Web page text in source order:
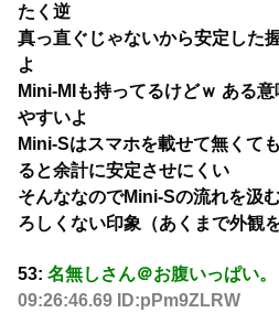
たく逆
真っ直ぐじゃないから安定した
よ
Mini-MIも持ってるけどｗ ある
やすいよ
Mini-Sはスマホを載せて無くて
ると余計に安定させにくい
そんななのでMini-Sの流れを汲
ろしくない印象（あくまで外観
53: 名無しさん＠お腹いっぱい。
09:26:46.69 ID:pPm9ZLRW